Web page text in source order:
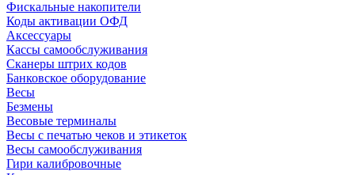
Фискальные накопители
Коды активации ОФД
Аксессуары
Кассы самообслуживания
Сканеры штрих кодов
Банковское оборудование
Весы
Безмены
Весовые терминалы
Весы с печатью чеков и этикеток
Весы самообслуживания
Гири калибровочные